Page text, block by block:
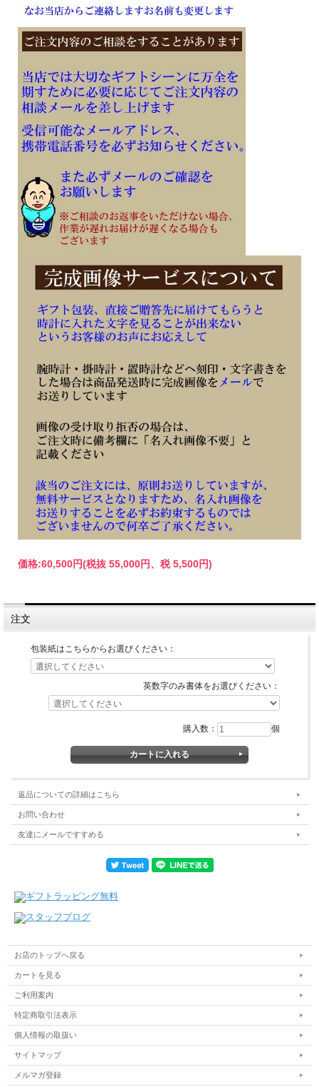
価格:60,500円(税抜 55,000円、税 5,500円)
注文
包装紙はこちらからお選びください：
英数字のみ書体をお選びください：
購入数： 個
返品についての詳細はこちら
お問い合わせ
友達にメールですすめる
お店のトップへ戻る
カートを見る
ご利用案内
特定商取引法表示
個人情報の取扱い
サイトマップ
メルマガ登録